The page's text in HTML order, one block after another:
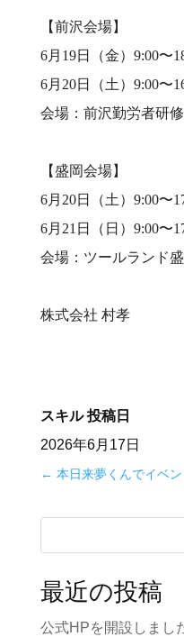
【前沢会場】
6月19日（金）9:00〜
6月20日（土）9:00〜
会場：前沢勤労者研
【盛岡会場】
6月20日（土）9:00〜
6月21日（日）9:00〜
会場：ツールランド
株式会社 村孝
スキル 投稿日
2026年6月17日
← 本日来夢くんでイベ
最近の投稿
公式HPを開設しまし